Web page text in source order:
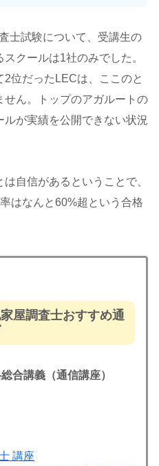
士試験について、受講生の
クールは1社のみでした。
2位だったLECは、ここのと
せん。トップのアガルートの
が実績を公開できない状況
自信があるということで、
はなんと60%超という合格
屋調査士おすすめ通
合講義（通信講座）
講座